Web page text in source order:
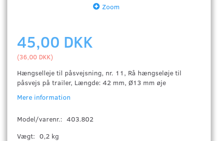
Zoom
45,00 DKK
(36,00 DKK)
Hængselleje til påsvejsning, nr. 11, Rå hængseløje til
påsvejs på trailer, Længde: 42 mm, Ø13 mm øje
Mere information
Model/varenr.: 403.802
Vægt: 0,2 kg